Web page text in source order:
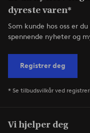
dyreste varen*
Som kunde hos oss er
spennende nyheter og
Registrer deg
* Se tilbudsvilkår ved
Vi hjelper deg